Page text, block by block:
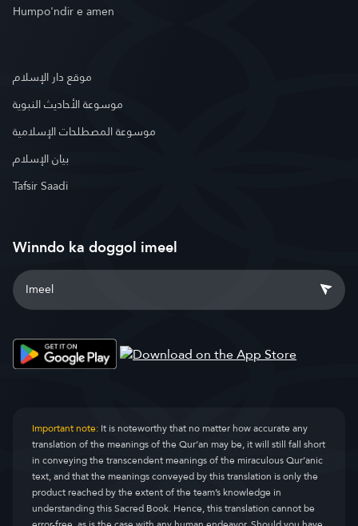
Humpo'ndir e amen
موقع دار الإسلام
موسوعة الأحاديث النبوية
موسوعة المصطلحات الإسلامية
بيان الإسلام
Tafsir Saadi
Winndo ka doggol imeel
Important note:It is noteworthy that no matter how accurate any
translation of the meanings of the Qur’an may be, it will still fall short
in conveying the transcendent meanings of the miraculous Qur’anic
text, and that the meanings conveyed by this translation is only the
product reached by the extent of the team’s knowledge in
understanding this Sacred Book. Hence, this translation cannot be